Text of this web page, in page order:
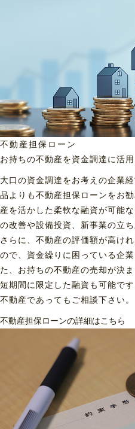
不動産担保ローン
お持ちの不動産を資金調達に活
大口の資金調達をお考えの企業
品よりも不動産担保ローンをお
産を活かした柔軟な融資が可能
の改善や設備投資、新事業の立
さらに、不動産の評価額が高け
ので、資金繰りに困っている企
た、お持ちの不動産の売却が決
短期間に限定した融資も可能で
不動産であってもご相談下さい。
不動産担保ローンの詳細はこちら